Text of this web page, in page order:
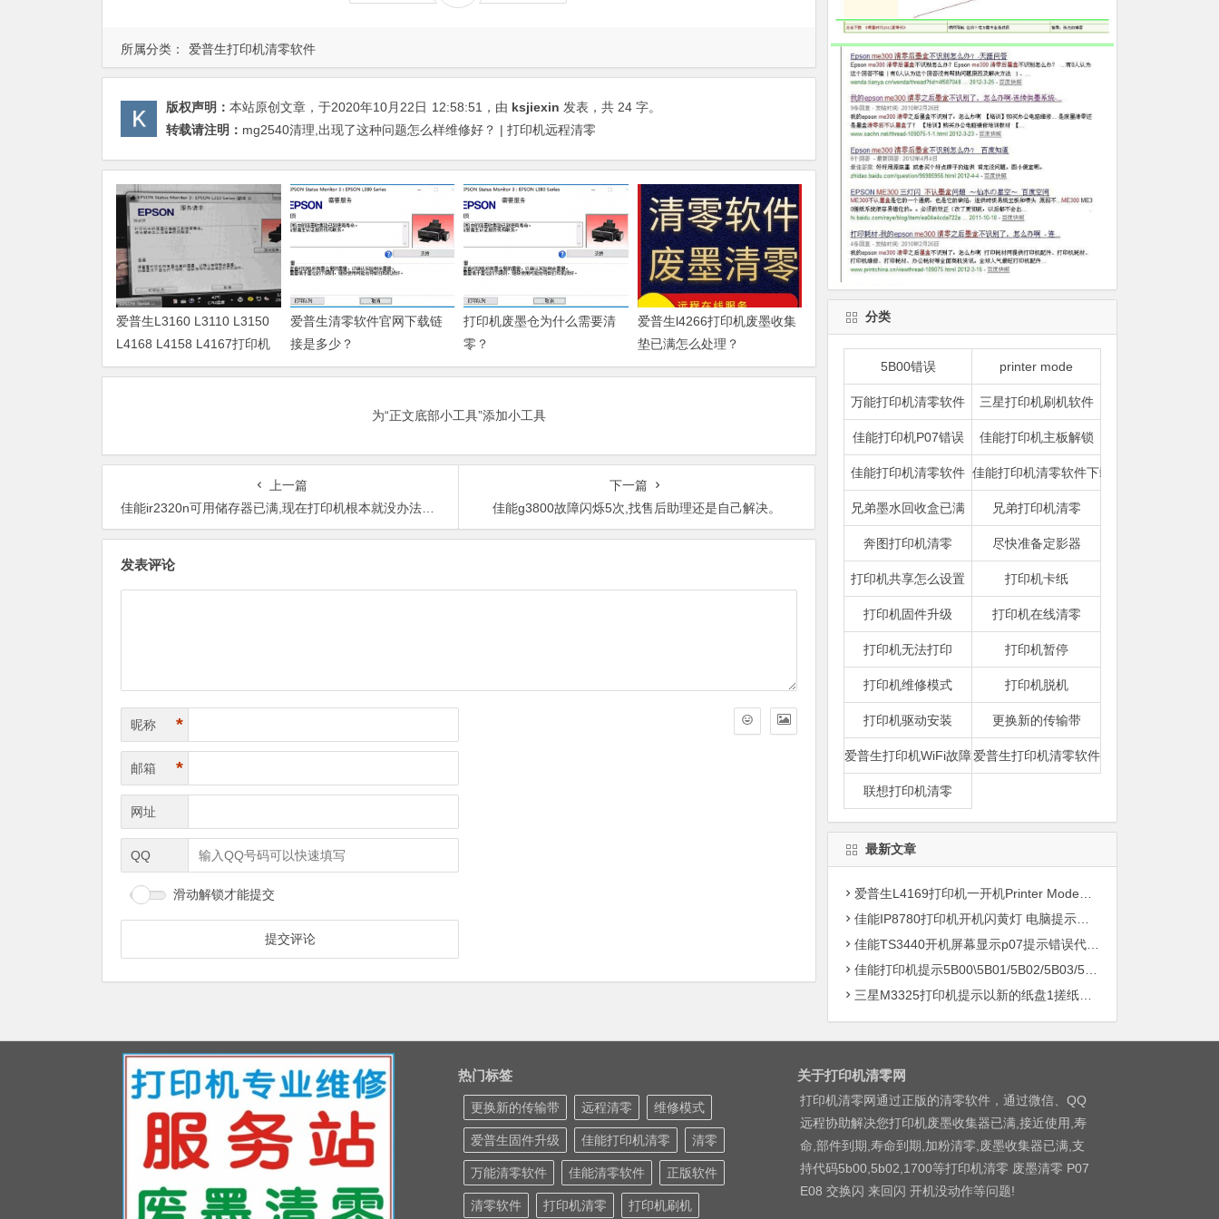
所属分类： 爱普生打印机清零软件
版权声明： 本站原创文章，于2020年10月22日 12:58:51 ，由 ksjiexin 发表，共 24 字。
转载请注明： mg2540清理,出现了这种问题怎么样维修好？ | 打印机远程清零
爱普生L3160 L3110 L3150
L4168 L4158 L4167打印机
废墨清零软件
爱普生清零软件官网下载链
接是多少？
打印机废墨仓为什么需要清
零？
爱普生l4266打印机废墨收集
垫已满怎么处理？
为“正文底部小工具”添加小工具
上一篇
佳能ir2320n可用储存器已满,现在打印机根本就没办法工作，怎么弄？
下一篇
佳能g3800故障闪烁5次,找售后助理还是自己解决。
发表评论
昵称 *
邮箱 *
网址
QQ
滑动解锁才能提交
分类
5B00错误 printer mode
万能打印机清零软件 三星打印机刷机软件
佳能打印机P07错误 佳能打印机主板解锁
佳能打印机清零软件 佳能打印机清零软件下载
兄弟墨水回收盒已满 兄弟打印机清零
奔图打印机清零 尽快准备定影器
打印机共享怎么设置 打印机卡纸
打印机固件升级 打印机在线清零
打印机无法打印 打印机暂停
打印机维修模式 打印机脱机
打印机驱动安装 更换新的传输带
爱普生打印机WiFi故障爱普生打印机清零软件
联想打印机清零
最新文章
爱普生L4169打印机一开机Printer Mode故障主板维修
佳能IP8780打印机开机闪黄灯 电脑提示错误5B00快速解决方案清零
佳能TS3440开机屏幕显示p07提示错误代码5B00快速解决方案 清零
佳能打印机提示5B00\5B01/5B02/5B03/5B04/5B11/5B12/5B13/5B14/1700/1702/1703/1704
三星M3325打印机提示以新的纸盘1搓纸轮进行更换
热门标签
更换新的传输带 远程清零 维修模式
爱普生固件升级 佳能打印机清零 清零
万能清零软件 佳能清零软件 正版软件
清零软件 打印机清零 打印机刷机
关于打印机清零网
打印机清零网通过正版的清零软件，通过微信、QQ
远程协助解决您打印机废墨收集器已满,接近使用,寿
命,部件到期,寿命到期,加粉清零,废墨收集器已满,支
持代码5b00,5b02,1700等打印机清零 废墨清零 P07
E08 交换闪 来回闪 开机没动作等问题!